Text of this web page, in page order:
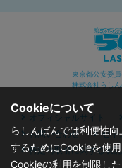
東京都公安委
株式会社らしん
オフィシャルサイト
お問い合わせ
セキ
特定商取引に関する表記
Cookieについて
らしんばんでは利便性
するためにCookieを使用
Cookieの利用を制限し